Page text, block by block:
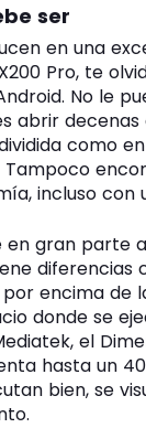
ser
en una
Pro, te
No le
abrir decenas
como
incluso con
gran parte
encima de
donde se
el
hasta un
bien, se